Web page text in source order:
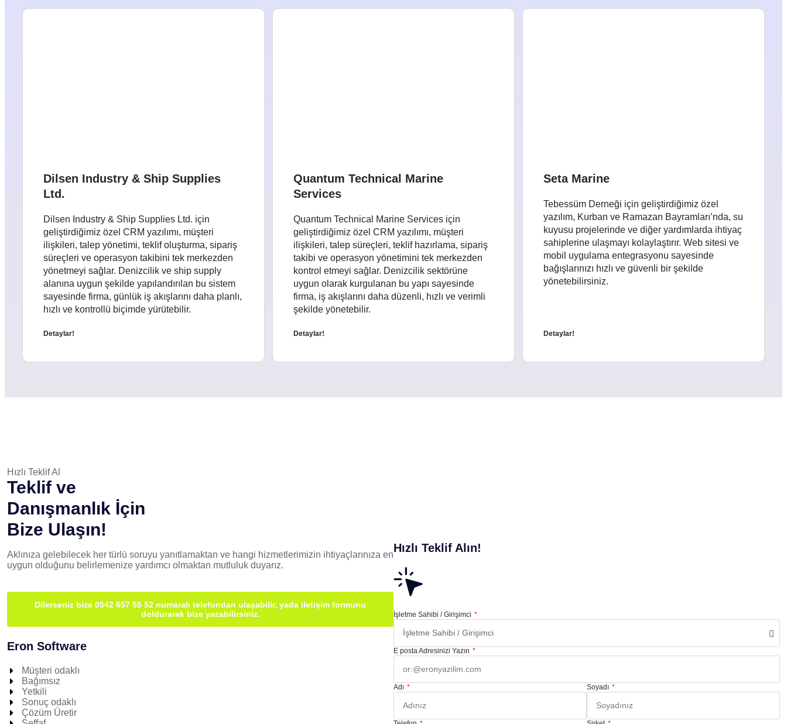
Dilsen Industry & Ship Supplies
Ltd.
Dilsen Industry & Ship Supplies Ltd. için
geliştirdiğimiz özel CRM yazılımı, müşteri
ilişkileri, talep yönetimi, teklif oluşturma, sipariş
süreçleri ve operasyon takibini tek merkezden
yönetmeyi sağlar. Denizcilik ve ship supply
alanına uygun şekilde yapılandırılan bu sistem
sayesinde firma, günlük iş akışlarını daha planlı,
hızlı ve kontrollü biçimde yürütebilir.
Detaylar!
Quantum Technical Marine
Services
Quantum Technical Marine Services için
geliştirdiğimiz özel CRM yazılımı, müşteri
ilişkileri, talep süreçleri, teklif hazırlama, sipariş
takibi ve operasyon yönetimini tek merkezden
kontrol etmeyi sağlar. Denizcilik sektörüne
uygun olarak kurgulanan bu yapı sayesinde
firma, iş akışlarını daha düzenli, hızlı ve verimli
şekilde yönetebilir.
Detaylar!
Seta Marine
Tebessüm Derneği için geliştirdiğimiz özel
yazılım, Kurban ve Ramazan Bayramları’nda, su
kuyusu projelerinde ve diğer yardımlarda ihtiyaç
sahiplerine ulaşmayı kolaylaştırır. Web sitesi ve
mobil uygulama entegrasyonu sayesinde
bağışlarınızı hızlı ve güvenli bir şekilde
yönetebilirsiniz.
Detaylar!
Hızlı Teklif Al
Teklif ve
Danışmanlık İçin
Bize Ulaşın!
Aklınıza gelebilecek her türlü soruyu yanıtlamaktan ve hangi hizmetlerimizin ihtiyaçlarınıza en
uygun olduğunu belirlemenize yardımcı olmaktan mutluluk duyarız.
Dilerseniz bize 0542 657 55 52 numaralı telefondan ulaşabilir, yada iletişim formunu
doldurarak bize yazabilirsiniz.
Eron Software
Müşteri odaklı
Bağımsız
Yetkili
Sonuç odaklı
Çözüm Üretir
Hızlı Teklif Alın!
İşletme Sahibi / Girişimci
E posta Adresinizi Yazın
Adı Soyadı